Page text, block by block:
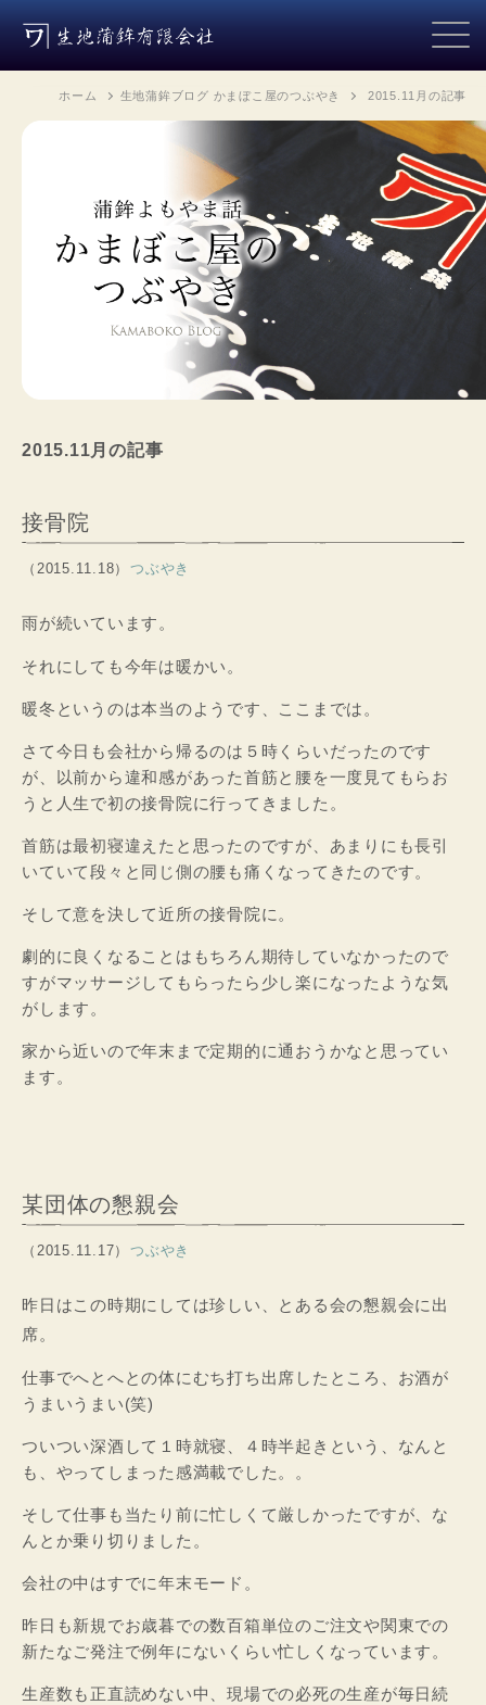
ホーム 生地蒲鉾ブログ かまぼこ屋のつぶやき 2015.11月 の記事
2015.11月 の記事
接骨院
（2015.11.18） つぶやき
雨が続いています。
それにしても今年は暖かい。
暖冬というのは本当のようです、ここまでは。
さて今日も会社から帰るのは５時くらいだったのです
が、以前から違和感があった首筋と腰を一度見てもらお
うと人生で初の接骨院に行ってきました。
首筋は最初寝違えたと思ったのですが、あまりにも長引
いていて段々と同じ側の腰も痛くなってきたのです。
そして意を決して近所の接骨院に。
劇的に良くなることはもちろん期待していなかったので
すがマッサージしてもらったら少し楽になったような気
がします。
家から近いので年末まで定期的に通おうかなと思ってい
ます。
某団体の懇親会
（2015.11.17） つぶやき
昨日はこの時期にしては珍しい、とある会の懇親会に出
席。
仕事でへとへとの体にむち打ち出席したところ、お酒が
うまいうまい(笑)
ついつい深酒して１時就寝、４時半起きという、なんと
も、やってしまった感満載でした。。
そして仕事も当たり前に忙しくて厳しかったですが、な
んとか乗り切りました。
会社の中はすでに年末モード。
昨日も新規でお歳暮での数百箱単位のご注文や関東での
新たなご発注で例年にないくらい忙しくなっています。
生産数も正直読めない中、現場での必死の生産が毎日続